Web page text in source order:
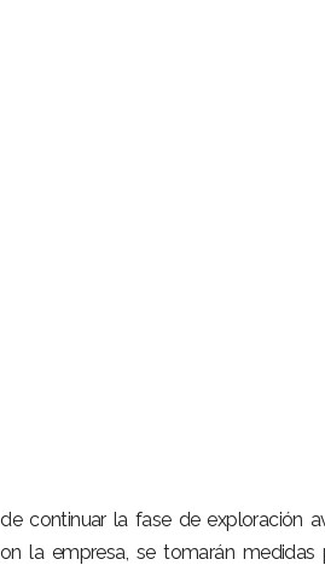
continuar la fase de exploración
la empresa, se tomarán